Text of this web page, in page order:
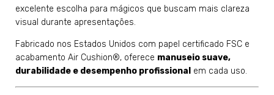
excelente escolha para mágicos que buscam mais clareza
visual durante apresentações.
Fabricado nos Estados Unidos com papel certificado FSC e
acabamento Air Cushion®, oferece manuseio suave,
durabilidade e desempenho profissional em cada uso.